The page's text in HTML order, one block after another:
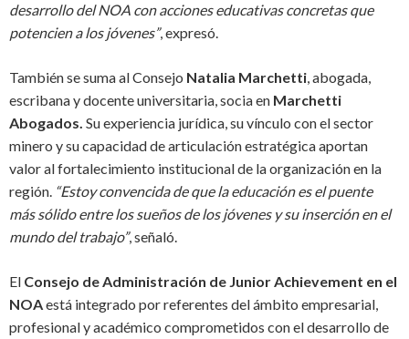
desarrollo del NOA con acciones educativas concretas que
potencien a los jóvenes”, expresó.
También se suma al Consejo Natalia Marchetti, abogada,
escribana y docente universitaria, socia en Marchetti
Abogados. Su experiencia jurídica, su vínculo con el sector
minero y su capacidad de articulación estratégica aportan
valor al fortalecimiento institucional de la organización en la
región. “Estoy convencida de que la educación es el puente
más sólido entre los sueños de los jóvenes y su inserción en el
mundo del trabajo”, señaló.
El Consejo de Administración de Junior Achievement en el
NOAestá integrado por referentes del ámbito empresarial,
profesional y académico comprometidos con el desarrollo de